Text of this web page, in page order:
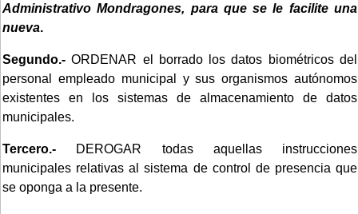
Administrativo Mondragones, para que se le facilite una
nueva.
Segundo.-ORDENAR el borrado los datos biométricos del
personal empleado municipal y sus organismos autónomos
existentes en los sistemas de almacenamiento de datos
municipales.
Tercero.-
DEROGAR todas aquellas instrucciones
municipales relativas al sistema de control de presencia que
se oponga a la presente.